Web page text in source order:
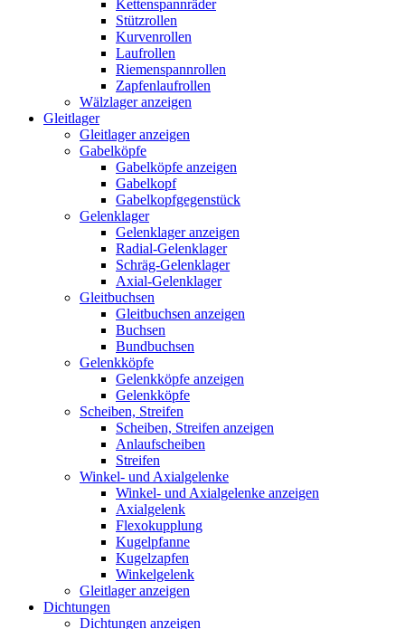
Kettenspannräder
Stützrollen
Kurvenrollen
Laufrollen
Riemenspannrollen
Zapfenlaufrollen
Wälzlager anzeigen
Gleitlager
Gleitlager anzeigen
Gabelköpfe
Gabelköpfe anzeigen
Gabelkopf
Gabelkopfgegenstück
Gelenklager
Gelenklager anzeigen
Radial-Gelenklager
Schräg-Gelenklager
Axial-Gelenklager
Gleitbuchsen
Gleitbuchsen anzeigen
Buchsen
Bundbuchsen
Gelenkköpfe
Gelenkköpfe anzeigen
Gelenkköpfe
Scheiben, Streifen
Scheiben, Streifen anzeigen
Anlaufscheiben
Streifen
Winkel- und Axialgelenke
Winkel- und Axialgelenke anzeigen
Axialgelenk
Flexokupplung
Kugelpfanne
Kugelzapfen
Winkelgelenk
Gleitlager anzeigen
Dichtungen
Dichtungen anzeigen